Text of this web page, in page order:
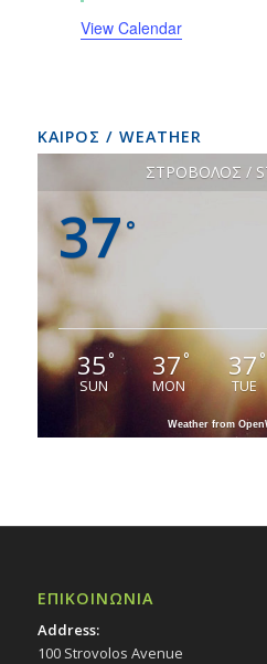
View Calendar
ΚΑΙΡΟΣ / WEATHER
ΣΤΡΟΒΟΛΟΣ /
37 °
35°
SUN
37°
MON
37°
TUE
Weather from
ΕΠΙΚΟΙΝΩΝΙΑ
Address:
100 Strovolos Avenue